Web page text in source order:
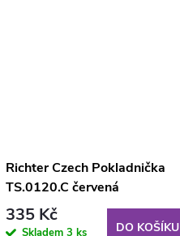
Richter Czech Pokladnička
TS.0120.C červená
335 Kč
DO KOŠÍKU